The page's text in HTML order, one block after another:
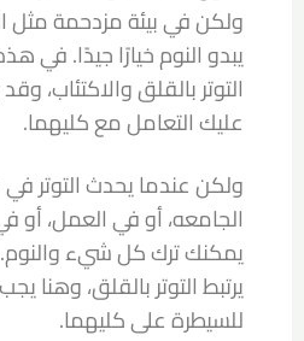
ولكن في بيئة مزدحمة مثل
يبدو النوم خيارًا جيدًا. في
التوتر بالقلق والاكتئاب،
عليك التعامل مع كليهما.
ولكن عندما يحدث التوتر
الجامعه، أو في العمل، أو
يمكنك ترك كل شيء
يرتبط التوتر بالقلق، وهنا
للسيطرة على كليهما.